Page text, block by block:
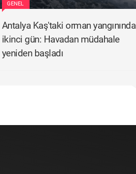
GENEL
Antalya Kaş'taki orman yangınında
ikinci gün: Havadan müdahale
yeniden başladı